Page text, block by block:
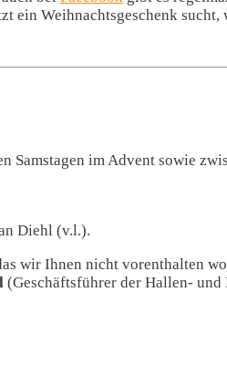
ein Weihnachtsgeschenk
Samstagen im Advent sowie
Diehl (v.l.).
wir Ihnen nicht vorenthalten
(Geschäftsführer der Hallen- und